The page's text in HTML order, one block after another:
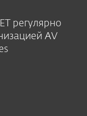
регулярно
AV